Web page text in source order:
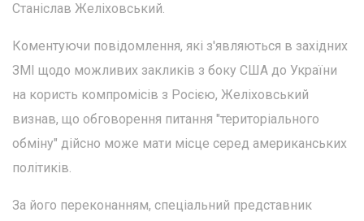
Станіслав Желіховський.
Коментуючи повідомлення, які з'являються в західних
ЗМІ щодо можливих закликів з боку США до України
на користь компромісів з Росією, Желіховський
визнав, що обговорення питання "територіального
обміну" дійсно може мати місце серед американських
політиків.
За його переконанням, спеціальний представник